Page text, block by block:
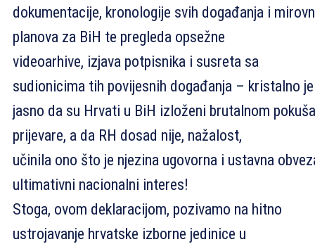
dokumentacije, kronologije svih događanja i
planova za BiH te pregleda opsežne
videoarhive, izjava potpisnika i susreta sa
sudionicima tih povijesnih događanja – kristalno je
jasno da su Hrvati u BiH izloženi brutalnom
prijevare, a da RH dosad nije, nažalost,
učinila ono što je njezina ugovorna i ustavna
ultimativni nacionalni interes!
Stoga, ovom deklaracijom, pozivamo na hitno
ustrojavanje hrvatske izborne jedinice u